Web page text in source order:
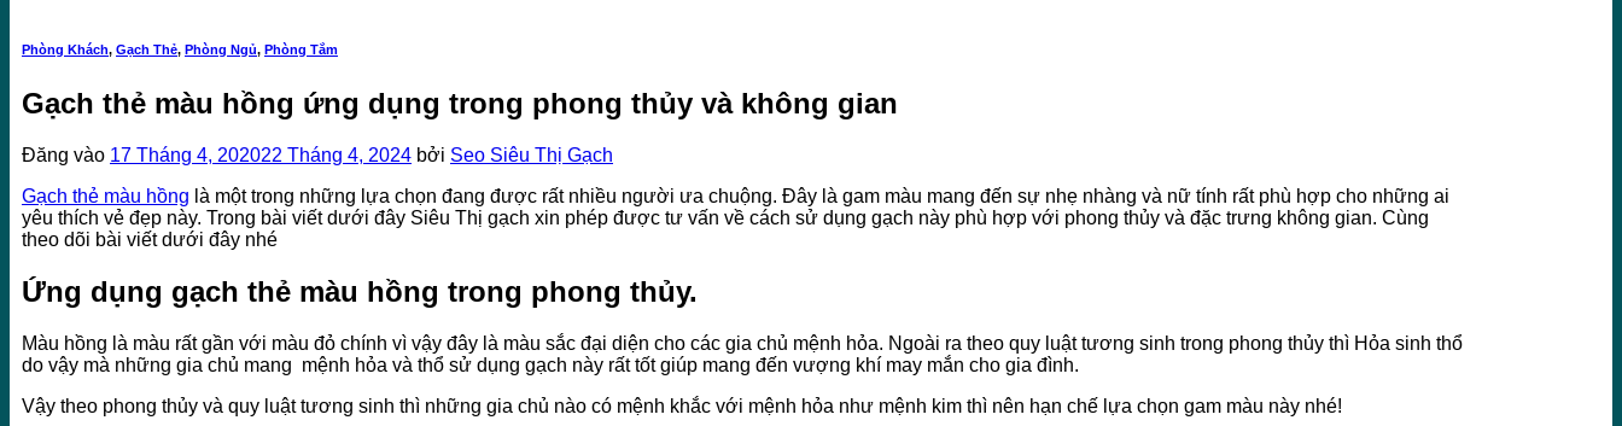
Phòng Khách, Gạch Thẻ, Phòng Ngủ, Phòng Tắm
Gạch thẻ màu hồng ứng dụng trong phong thủy và không gian
Đăng vào 17 Tháng 4, 202022 Tháng 4, 2024 bởi Seo Siêu Thị Gạch
Gạch thẻ màu hồng là một trong những lựa chọn đang được rất nhiều người ưa chuộng. Đây là gam màu mang đến sự nhẹ nhàng và nữ tính rất phù hợp cho những ai
yêu thích vẻ đẹp này. Trong bài viết dưới đây Siêu Thị gạch xin phép được tư vấn về cách sử dụng gạch này phù hợp với phong thủy và đặc trưng không gian. Cùng
theo dõi bài viết dưới đây nhé
Ứng dụng gạch thẻ màu hồng trong phong thủy.
Màu hồng là màu rất gần với màu đỏ chính vì vậy đây là màu sắc đại diện cho các gia chủ mệnh hỏa. Ngoài ra theo quy luật tương sinh trong phong thủy thì Hỏa sinh thổ
do vậy mà những gia chủ mang mệnh hỏa và thổ sử dụng gạch này rất tốt giúp mang đến vượng khí may mắn cho gia đình.
Vậy theo phong thủy và quy luật tương sinh thì những gia chủ nào có mệnh khắc với mệnh hỏa như mệnh kim thì nên hạn chế lựa chọn gam màu này nhé!